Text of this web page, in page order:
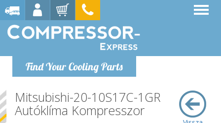
Find Your Cooling Parts
Mitsubishi-20-10S17C-1GR
Autóklíma Kompresszor